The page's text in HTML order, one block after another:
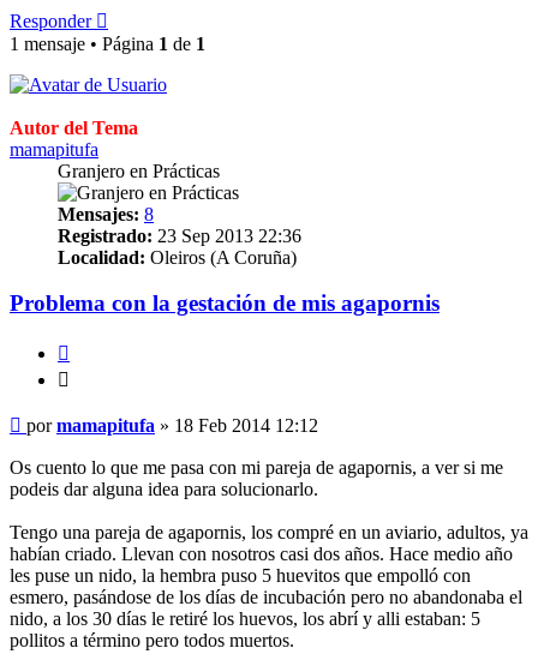
Responder
1 mensaje • Página 1 de 1
Autor del Tema
mamapitufa
Granjero en Prácticas
Mensajes: 8
Registrado: 23 Sep 2013 22:36
Localidad: Oleiros (A Coruña)
Problema con la gestación de mis agapornis
Mensaje
pormamapitufa » 18 Feb 2014 12:12
Os cuento lo que me pasa con mi pareja de agapornis, a ver si me
podeis dar alguna idea para solucionarlo.
Tengo una pareja de agapornis, los compré en un aviario, adultos, ya
habían criado. Llevan con nosotros casi dos años. Hace medio año
les puse un nido, la hembra puso 5 huevitos que empolló con
esmero, pasándose de los días de incubación pero no abandonaba el
nido, a los 30 días le retiré los huevos, los abrí y alli estaban: 5
pollitos a término pero todos muertos.